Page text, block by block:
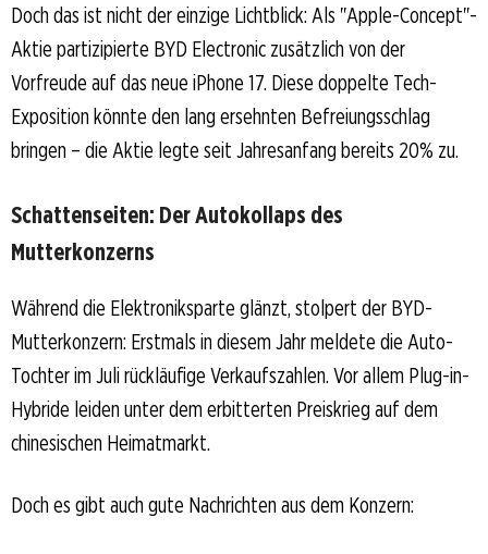
Doch das ist nicht der einzige Lichtblick: Als "Apple-Concept"-
Aktie partizipierte BYD Electronic zusätzlich von der
Vorfreude auf das neue iPhone 17. Diese doppelte Tech-
Exposition könnte den lang ersehnten Befreiungsschlag
bringen – die Aktie legte seit Jahresanfang bereits 20% zu.
Schattenseiten: Der Autokollaps des
Mutterkonzerns
Während die Elektroniksparte glänzt, stolpert der BYD-
Mutterkonzern: Erstmals in diesem Jahr meldete die Auto-
Tochter im Juli rückläufige Verkaufszahlen. Vor allem Plug-in-
Hybride leiden unter dem erbitterten Preiskrieg auf dem
chinesischen Heimatmarkt.
Doch es gibt auch gute Nachrichten aus dem Konzern: